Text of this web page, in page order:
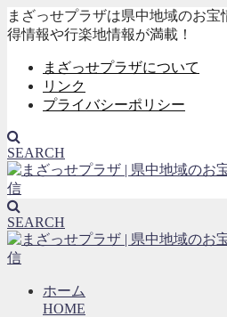
まざっせプラザは県中地域のお
得情報や行楽地情報が満載！
まざっせプラザについて
リンク
プライバシーポリシー
SEARCH
SEARCH
ホーム
HOME